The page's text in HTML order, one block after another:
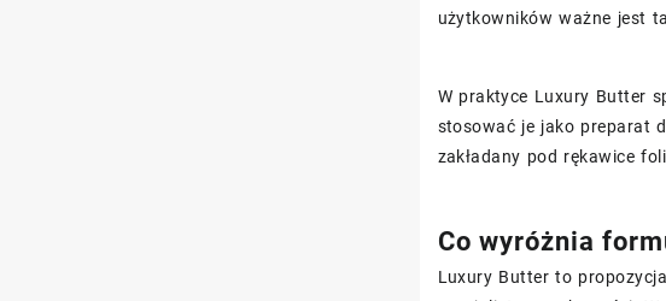
użytkowników ważne jest
W praktyce Luxury Butter
stosować je jako preparat
zakładany pod rękawice
Co wyróżnia
Luxury Butter to